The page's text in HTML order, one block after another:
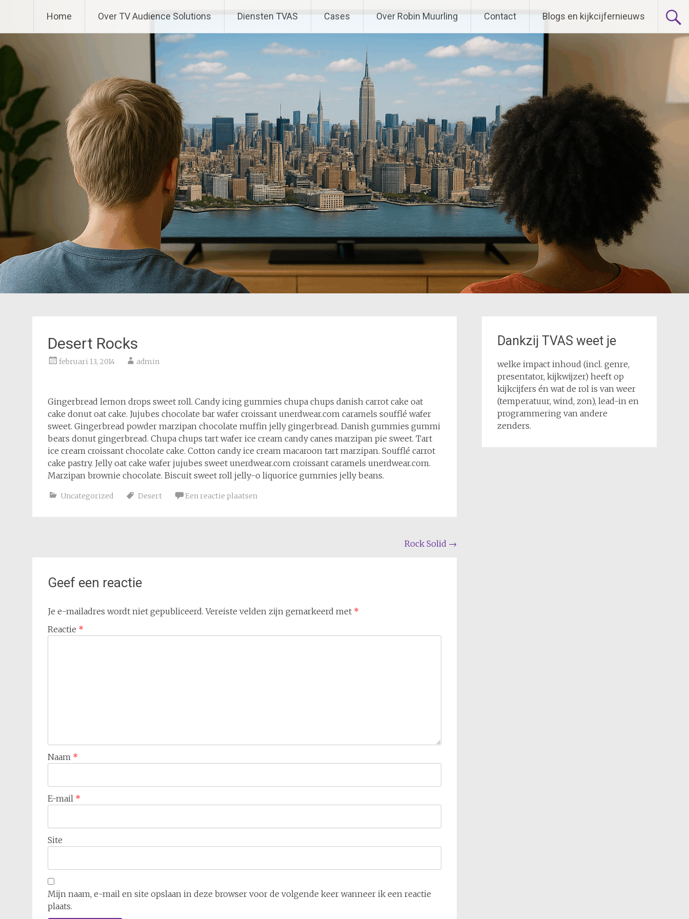
de
inhoud
TV Audience Solutions
Home Over TV Audience Solutions Diensten TVAS Cases Over Robin Muurling Contact Blogs en kijkcijfernieuws
Desert Rocks
februari 13, 2014 admin
Gingerbread lemon drops sweet roll. Candy icing gummies chupa chups danish carrot cake oat
cake donut oat cake. Jujubes chocolate bar wafer croissant unerdwear.com caramels soufflé wafer
sweet. Gingerbread powder marzipan chocolate muffin jelly gingerbread. Danish gummies gummi
bears donut gingerbread. Chupa chups tart wafer ice cream candy canes marzipan pie sweet. Tart
ice cream croissant chocolate cake. Cotton candy ice cream macaroon tart marzipan. Soufflé carrot
cake pastry. Jelly oat cake wafer jujubes sweet unerdwear.com croissant caramels unerdwear.com.
Marzipan brownie chocolate. Biscuit sweet roll jelly-o liquorice gummies jelly beans.
Uncategorized Desert Een reactie plaatsen
Rock Solid →
Geef een reactie
Je e-mailadres wordt niet gepubliceerd. Vereiste velden zijn gemarkeerd met *
Reactie *
Naam *
E-mail *
Site
Mijn naam, e-mail en site opslaan in deze browser voor de volgende keer wanneer ik een reactie
plaats.
Dankzij TVAS weet je
welke impact inhoud (incl. genre,
presentator, kijkwijzer) heeft op
kijkcijfers én wat de rol is van weer
(temperatuur, wind, zon), lead-in en
programmering van andere
zenders.